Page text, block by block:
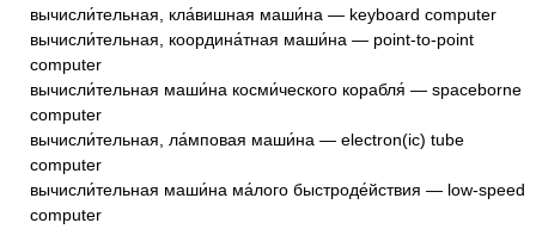
вычисли́тельная, кла́вишная маши́на — keyboard computer
вычисли́тельная, координа́тная маши́на — point-to-point
computer
вычисли́тельная маши́на косми́ческого корабля́ — spaceborne
computer
вычисли́тельная, ла́мповая маши́на — electron(ic) tube
computer
вычисли́тельная маши́на ма́лого быстроде́йствия — low-speed
computer